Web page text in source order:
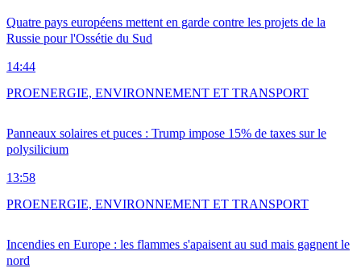
Quatre pays européens mettent en garde contre les projets de la
Russie pour l'Ossétie du Sud
14:44
Panneaux solaires et puces : Trump impose 15% de taxes sur le
polysilicium
13:58
PROENERGIE, ENVIRONNEMENT ET TRANSPORT
Incendies en Europe : les flammes s'apaisent au sud mais gagnent le
nord
PROENERGIE, ENVIRONNEMENT ET TRANSPORT